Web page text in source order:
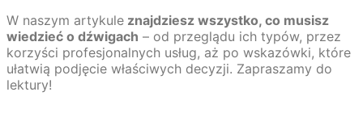
W naszym artykule znajdziesz wszystko, co musisz
wiedzieć o dźwigach – od przeglądu ich typów, przez
korzyści profesjonalnych usług, aż po wskazówki, które
ułatwią podjęcie właściwych decyzji. Zapraszamy do
lektury!